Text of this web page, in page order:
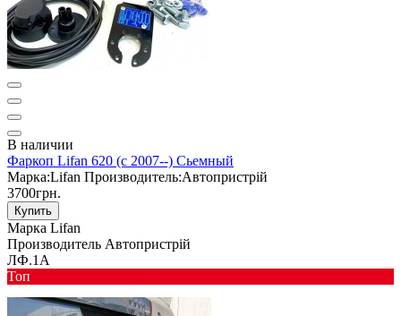
В наличии
Фаркоп Lifan 620 (с 2007--) Сьемный
Марка:Lifan Производитель:Автопристрій
3700грн.
Купить
Марка Lifan
Производитель Автопристрій
ЛФ.1А
Toп